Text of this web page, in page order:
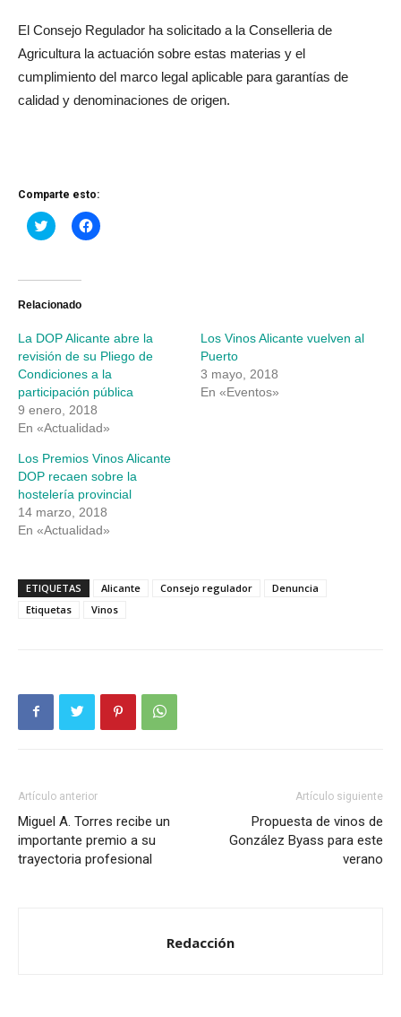
El Consejo Regulador ha solicitado a la Conselleria de
Agricultura la actuación sobre estas materias y el
cumplimiento del marco legal aplicable para garantías de
calidad y denominaciones de origen.
Comparte esto:
Haz
clic
Twitter
abre
ventana
nueva)
Haz
clic
ventana
nueva)
Relacionado
La DOP Alicante abre la
revisión de su Pliego de
Condiciones a la
participación pública
9 enero, 2018
En «Actualidad»
Los Vinos Alicante vuelven al
Puerto
3 mayo, 2018
En «Eventos»
Los Premios Vinos Alicante
DOP recaen sobre la
hostelería provincial
14 marzo, 2018
En «Actualidad»
ETIQUETAS Alicante Consejo regulador
Denuncia
Etiquetas
Vinos
Artículo anterior
Miguel A. Torres recibe un
importante premio a su
trayectoria profesional
Artículo siguiente
Propuesta de vinos de
González Byass para este
verano
Redacción